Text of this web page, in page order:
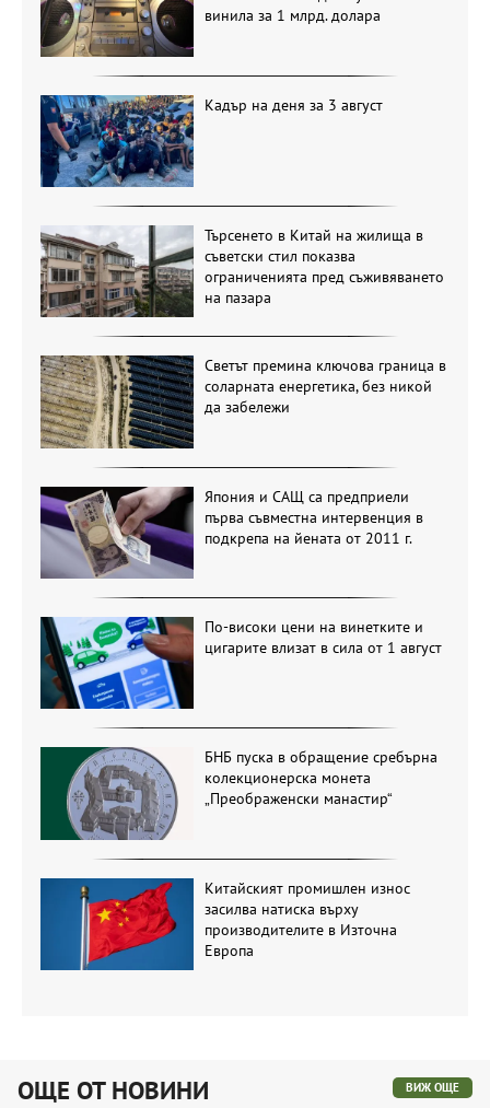
винила за 1 млрд. долара
Кадър на деня за 3 август
Търсенето в Китай на жилища в
съветски стил показва
ограниченията пред съживяването
на пазара
Светът премина ключова граница в
соларната енергетика, без никой
да забележи
Япония и САЩ са предприели
първа съвместна интервенция в
подкрепа на йената от 2011 г.
По-високи цени на винетките и
цигарите влизат в сила от 1 август
БНБ пуска в обращение сребърна
колекционерска монета
„Преображенски манастир“
Китайският промишлен износ
засилва натиска върху
производителите в Източна
Европа
ОЩЕ ОТ НОВИНИ ВИЖ ОЩЕ